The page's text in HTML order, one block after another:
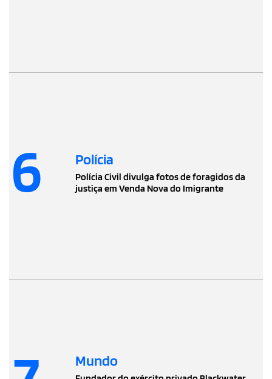
6 Polícia
Polícia Civil divulga fotos de foragidos da
justiça em Venda Nova do Imigrante
Mundo